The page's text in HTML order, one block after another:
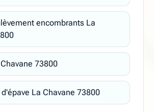
encombrants La
73800
La Chavane 73800